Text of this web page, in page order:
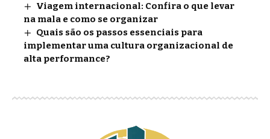
Viagem internacional: Confira o que levar
na mala e como se organizar
Quais são os passos essenciais para
implementar uma cultura organizacional de
alta performance?